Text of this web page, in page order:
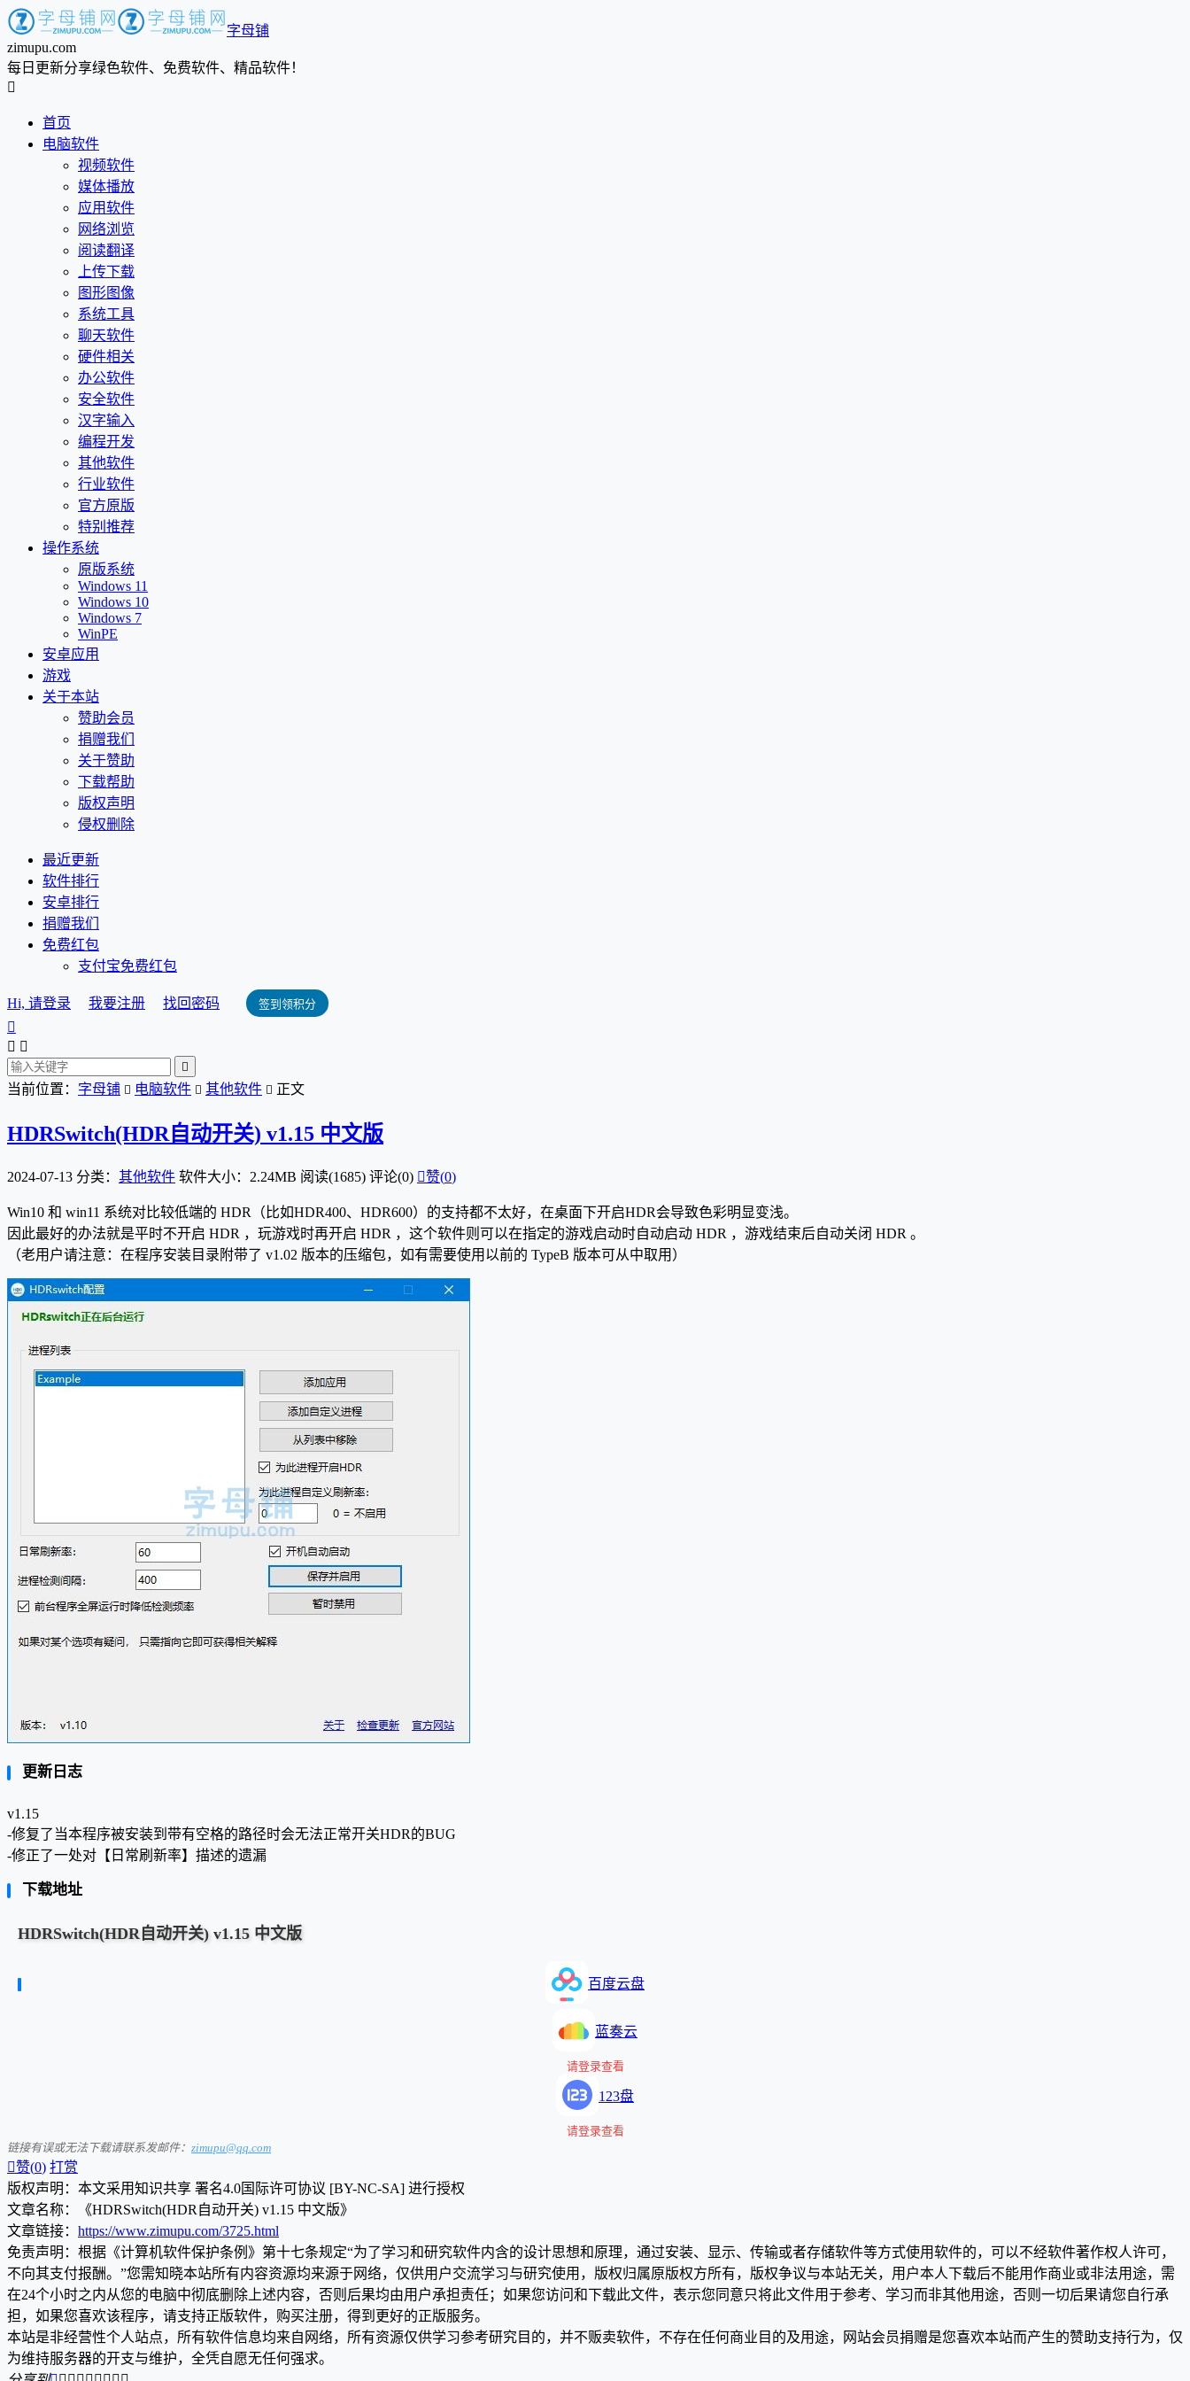
字母铺
zimupu.com
每日更新分享绿色软件、免费软件、精品软件！

首页
电脑软件
视频软件
媒体播放
应用软件
网络浏览
阅读翻译
上传下载
图形图像
系统工具
聊天软件
硬件相关
办公软件
安全软件
汉字输入
编程开发
其他软件
行业软件
官方原版
特别推荐
操作系统
原版系统
Windows 11
Windows 10
Windows 7
WinPE
安卓应用
游戏
关于本站
赞助会员
捐赠我们
关于赞助
下载帮助
版权声明
侵权删除
最近更新
软件排行
安卓排行
捐赠我们
免费红包
支付宝免费红包
Hi, 请登录 我要注册 找回密码 签到领积分

 

当前位置： 字母铺  电脑软件  其他软件  正文
HDRSwitch(HDR自动开关) v1.15 中文版
2024-07-13 分类： 其他软件 软件大小：2.24MB 阅读(1685) 评论(0) 赞(0)
Win10 和 win11 系统对比较低端的 HDR（比如HDR400、HDR600）的支持都不太好，在桌面下开启HDR会导致色彩明显变浅。
因此最好的办法就是平时不开启 HDR ，玩游戏时再开启 HDR ，这个软件则可以在指定的游戏启动时自动启动 HDR ，游戏结束后自动关闭 HDR 。
（老用户请注意：在程序安装目录附带了 v1.02 版本的压缩包，如有需要使用以前的 TypeB 版本可从中取用）
更新日志
v1.15
-修复了当本程序被安装到带有空格的路径时会无法正常开关HDR的BUG
-修正了一处对【日常刷新率】描述的遗漏
下载地址
HDRSwitch(HDR自动开关) v1.15 中文版
百度云盘
蓝奏云
请登录查看
123盘
请登录查看
链接有误或无法下载请联系发邮件： zimupu@qq.com
赞(0) 打赏
版权声明：本文采用知识共享 署名4.0国际许可协议 [BY-NC-SA] 进行授权
文章名称：《HDRSwitch(HDR自动开关) v1.15 中文版》
文章链接： https://www.zimupu.com/3725.html
免责声明：根据《计算机软件保护条例》第十七条规定“为了学习和研究软件内含的设计思想和原理，通过安装、显示、传输或者存储软件等方式使用软件的，可以不经软件著作权人许可，
不向其支付报酬。”您需知晓本站所有内容资源均来源于网络，仅供用户交流学习与研究使用，版权归属原版权方所有，版权争议与本站无关，用户本人下载后不能用作商业或非法用途，需
在24个小时之内从您的电脑中彻底删除上述内容，否则后果均由用户承担责任；如果您访问和下载此文件，表示您同意只将此文件用于参考、学习而非其他用途，否则一切后果请您自行承
担，如果您喜欢该程序，请支持正版软件，购买注册，得到更好的正版服务。
本站是非经营性个人站点，所有软件信息均来自网络，所有资源仅供学习参考研究目的，并不贩卖软件，不存在任何商业目的及用途，网站会员捐赠是您喜欢本站而产生的赞助支持行为，仅
为维持服务器的开支与维护，全凭自愿无任何强求。